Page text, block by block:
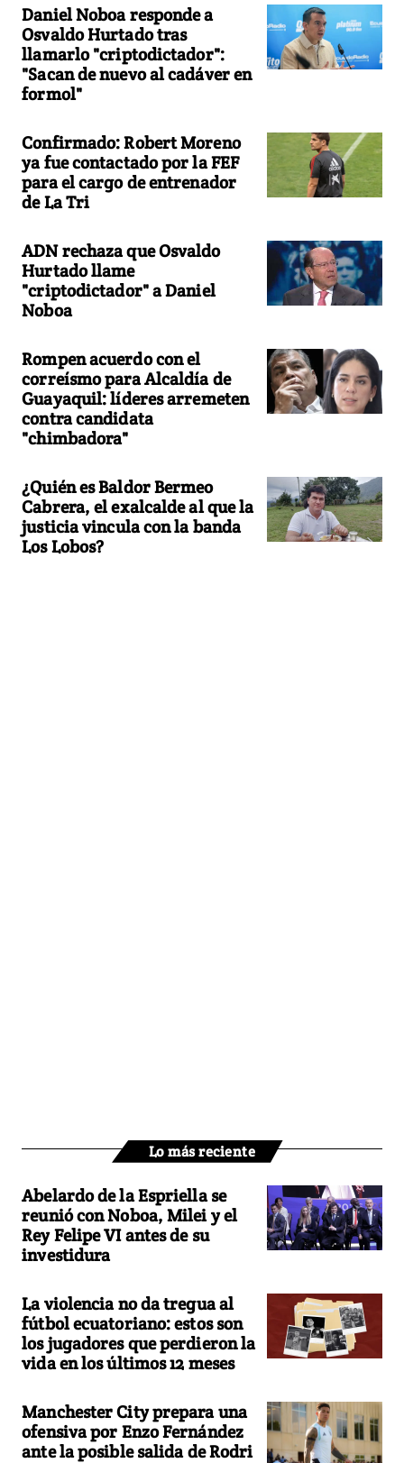
Daniel Noboa responde a
Osvaldo Hurtado tras
llamarlo "criptodictador":
"Sacan de nuevo al cadáver en
formol"
Confirmado: Robert Moreno
ya fue contactado por la FEF
para el cargo de entrenador
de La Tri
ADN rechaza que Osvaldo
Hurtado llame
"criptodictador" a Daniel
Noboa
Rompen acuerdo con el
correísmo para Alcaldía de
Guayaquil: líderes arremeten
contra candidata
"chimbadora"
¿Quién es Baldor Bermeo
Cabrera, el exalcalde al que la
justicia vincula con la banda
Los Lobos?
Lo más reciente
Abelardo de la Espriella se
reunió con Noboa, Milei y el
Rey Felipe VI antes de su
investidura
La violencia no da tregua al
fútbol ecuatoriano: estos son
los jugadores que perdieron la
vida en los últimos 12 meses
Manchester City prepara una
ofensiva por Enzo Fernández
ante la posible salida de Rodri